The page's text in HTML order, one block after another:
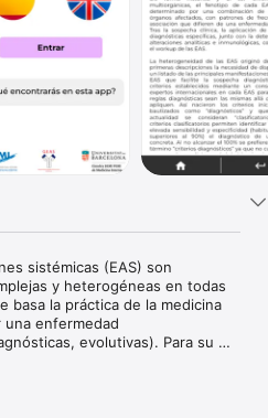
sistémicas (EAS) son
y heterogéneas en todas
basa la práctica de la medicina
una enfermedad
evolutivas). Para su